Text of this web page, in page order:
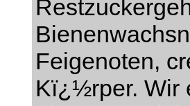
Feigenoten,
Kï¿½rper. Wir